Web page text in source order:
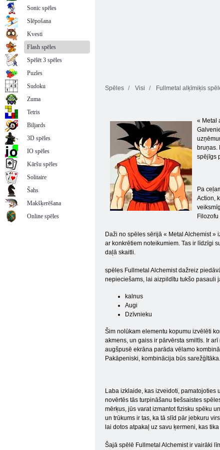
Spēles Visi Fullmetal alķīmiķis
« Metal
bruņas.
spējīgs
Pa
Action,
Daži no spēles sērijā « Metal Alchemist
ar konkrētiem noteikumiem. Tas ir līdzīgi
daļā skaitli.
spēles Fullmetal Alchemist dažreiz
nepieciešams, lai aizpildītu tukšo pasauli
kalnus
Augi
Dzīvnieku
Šim nolūkam elementu kopumu izvēlēti
akmens, un gaiss ir pārvērsta smiltīs. Ir
augšpusē ekrāna parāda vēlamo
Pakāpeniski, kombinācija būs
Laba izklaide, kas izveidoti, pamatojoties
novērtēs tās turpināšanu tiešsaistes
mērķus, jūs varat izmantot fizisku spēku
un trūkums ir tas, ka tā slīd pār jebkuru
lai dotos atpakaļ uz savu ķermeni, kas
Šajā spēlē Fullmetal Alchemist ir vairāki
Sonic spēles
Slēpošana
Kvesti
Flash spēles
Spēlēt 3 spēles
Puzles
Sudoku
Zuma
Tetris
Biljards
3D spēles
IO spēles
Kāršu spēles
Solitaire
Šahs
Makšķerēšana
Online spēles